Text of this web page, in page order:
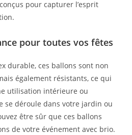
pour capturer l’esprit
pour toutes vos fêtes
durable, ces ballons sont non
également résistants, ce qui
utilisation intérieure ou
se déroule dans votre jardin ou
être sûr que ces ballons
de votre événement avec brio.